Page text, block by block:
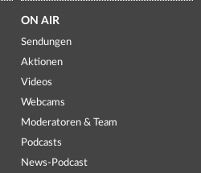
ON AIR
Sendungen
Aktionen
Videos
Webcams
Moderatoren & Team
Podcasts
News-Podcast